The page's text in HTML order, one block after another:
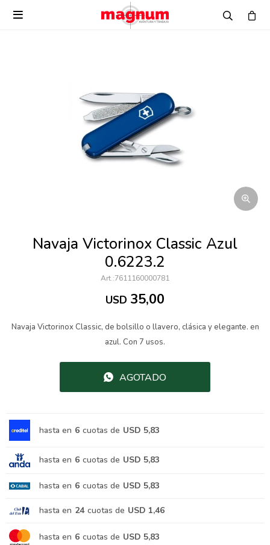

Navaja Victorinox Classic Azul
0.6223.2
7611160000781
USD 35,00
Navaja Victorinox Classic, de bolsillo o llavero, clásica y elegante. en
azul. Con 7 usos.
AGOTADO
hasta en 6 cuotas de USD 5,83
hasta en 6 cuotas de USD 5,83
hasta en 6 cuotas de USD 5,83
hasta en 24 cuotas de USD 1,46
hasta en 6 cuotas de USD 5,83